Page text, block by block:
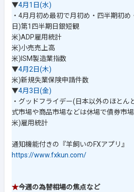
▼4月1日(水)
・4月月初め最初で月初め・四半期初め
日)第1四半期日銀短観
米)ADP雇用統計
米)小売売上高
米)ISM製造業指数
▼4月2日(木)
米)新規失業保険申請件数
▼4月3日(金)
・グッドフライデー(日本以外のほとん
式市場や商品市場などは休場で債券市
米)雇用統計
通知機能付きの『羊飼いのFXアプリ』
https://www.fxkun.com/
★今週の為替相場の焦点など